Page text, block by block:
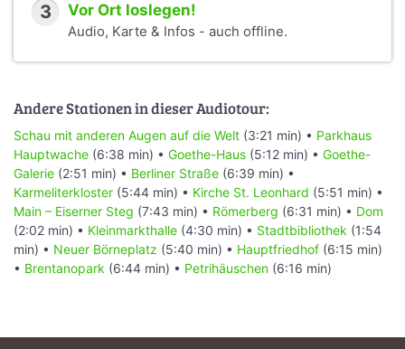
3 Vor Ort loslegen!
Audio, Karte & Infos - auch offline.
Andere Stationen in dieser Audiotour:
Schau mit anderen Augen auf die Welt (3:21 min) • Parkhaus
Hauptwache (6:38 min) • Goethe-Haus (5:12 min) • Goethe-
Galerie (2:51 min) • Berliner Straße (6:39 min) •
Karmeliterkloster (5:44 min) • Kirche St. Leonhard (5:51 min) •
Main – Eiserner Steg (7:43 min) • Römerberg (6:31 min) • Dom
(2:02 min) • Kleinmarkthalle (4:30 min) • Stadtbibliothek (1:54
min) • Neuer Börneplatz (5:40 min) • Hauptfriedhof (6:15 min)
• Brentanopark (6:44 min) • Petrihäuschen (6:16 min)